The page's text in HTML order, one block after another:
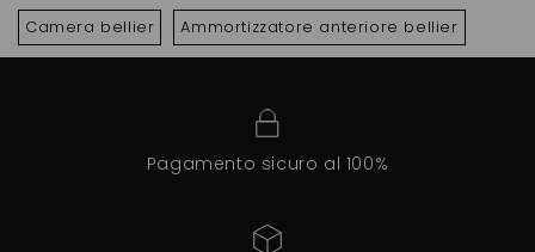
Camera bellier Ammortizzatore anteriore bellier
Pagamento sicuro al 100%